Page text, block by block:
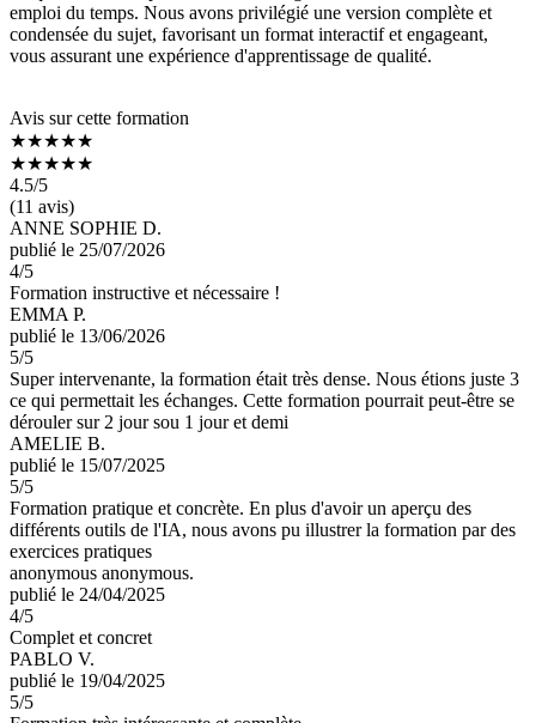
emploi du temps. Nous avons privilégié une version complète et
condensée du sujet, favorisant un format interactif et engageant,
vous assurant une expérience d'apprentissage de qualité.
Avis sur cette formation
★★★★★
★★★★★
4.5/5
(11 avis)
ANNE SOPHIE D.
publié le 25/07/2026
4/5
Formation instructive et nécessaire !
EMMA P.
publié le 13/06/2026
5/5
Super intervenante, la formation était très dense. Nous étions juste 3
ce qui permettait les échanges. Cette formation pourrait peut-être se
dérouler sur 2 jour sou 1 jour et demi
AMELIE B.
publié le 15/07/2025
5/5
Formation pratique et concrète. En plus d'avoir un aperçu des
différents outils de l'IA, nous avons pu illustrer la formation par des
exercices pratiques
anonymous anonymous.
publié le 24/04/2025
4/5
Complet et concret
PABLO V.
publié le 19/04/2025
5/5